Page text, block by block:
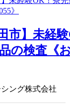
市】未経
の検査《
ング株式会社